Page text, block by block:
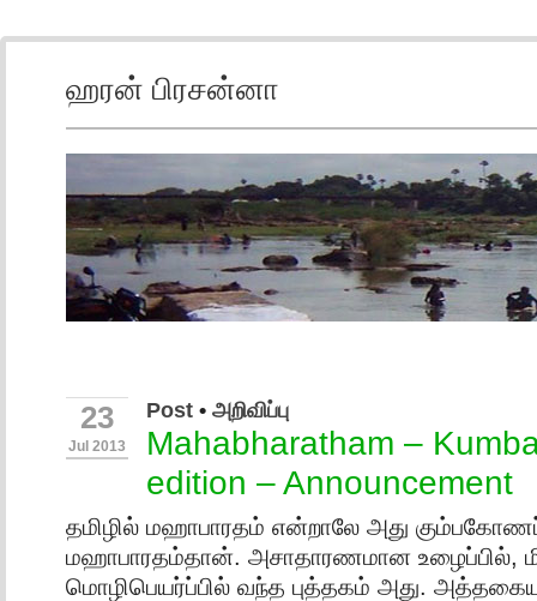
ஹரன் பிரசன்னா
23
Jul 2013
Post • அறிவிப்பு
Mahabharatham –
edition – Announcement
தமிழில் மஹாபாரதம் என்றாலே அது கும்பகோணப்
மஹாபாரதம்தான். அசாதாரணமான உழைப்பில்,
மொழிபெயர்ப்பில் வந்த புத்தகம் அது.